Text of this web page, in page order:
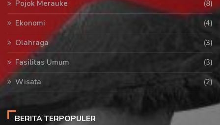
Pojok Merauke
(8)
Ekonomi
(4)
Olahraga
(3)
Fasilitas Umum
(3)
Wisata
(2)
BERITA TERPOPULER